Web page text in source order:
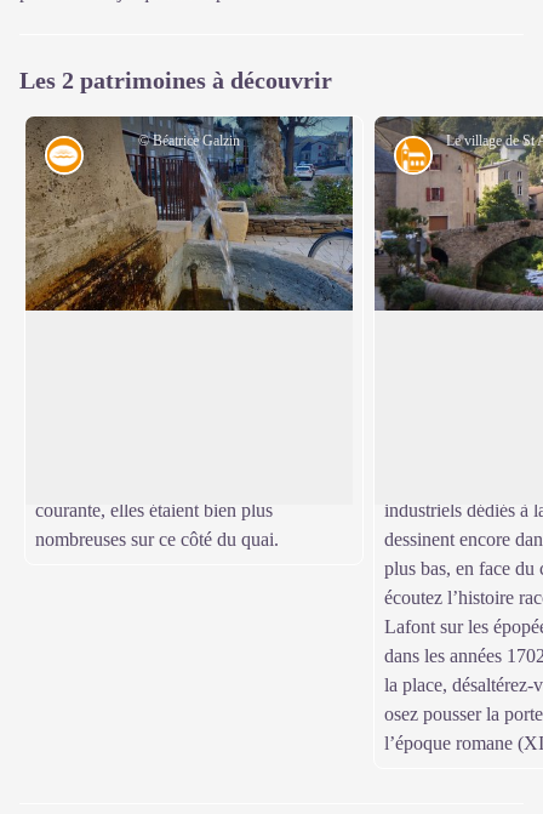
Les 2 patrimoines à découvrir
© Béatrice Galzin
Eau
courante, elles étaient bien plus
nombreuses sur ce côté du quai.
Architecture
industriels dédiés à
dessinent encore
plus bas, en face
écoutez l’histoire
Lafont sur les
dans les années
la place, désaltérez-
osez pousser la
l’époque romane